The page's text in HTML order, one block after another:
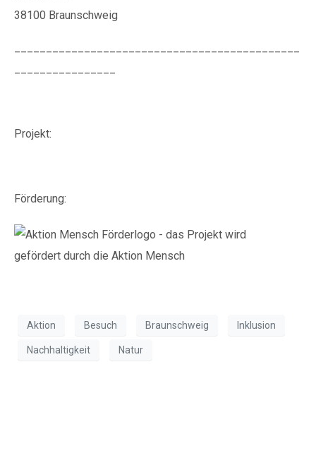
38100 Braunschweig
Projekt:
Förderung:
Aktion Besuch Braunschweig Inklusion
Nachhaltigkeit Natur